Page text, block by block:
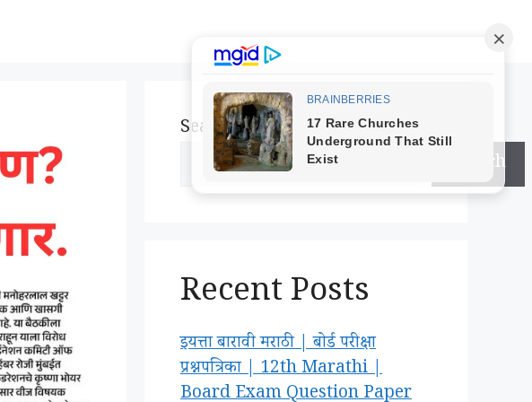
Search
Search
Recent Posts
इयत्ता बारावी मराठी | बोर्ड परीक्षा
प्रश्नपत्रिका | 12th Marathi |
Board Exam Question Paper